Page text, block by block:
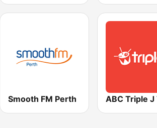
Smooth FM Perth ABC Triple J